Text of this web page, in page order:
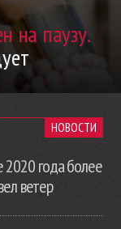
на паузу.
НОВОСТИ
2020 года более
ветер